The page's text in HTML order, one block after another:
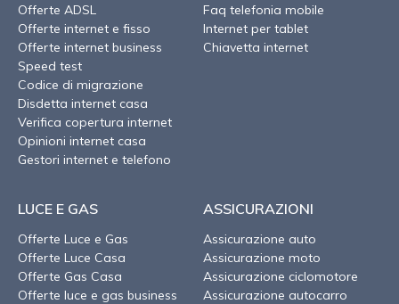
Offerte ADSL
Offerte internet e fisso
Offerte internet business
Speed test
Codice di migrazione
Disdetta internet casa
Verifica copertura internet
Opinioni internet casa
Gestori internet e telefono
Faq telefonia mobile
Internet per tablet
Chiavetta internet
LUCE E GAS
Offerte Luce e Gas
Offerte Luce Casa
Offerte Gas Casa
Offerte luce e gas business
ASSICURAZIONI
Assicurazione auto
Assicurazione moto
Assicurazione ciclomotore
Assicurazione autocarro